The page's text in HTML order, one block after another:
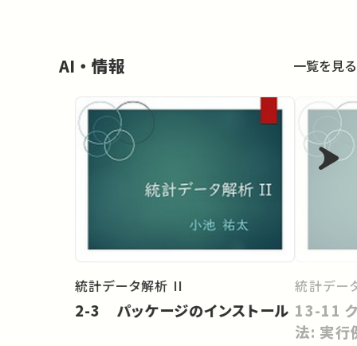
AI・情報 一覧を見る
統計データ解析 II
2-3 パッケージのインストール
統計デー
13-11
法: 実